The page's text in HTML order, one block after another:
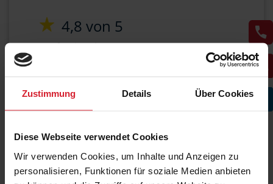
Zustimmung Details Über Cookies
Diese Webseite verwendet Cookies
Wir verwenden Cookies, um Inhalte und Anzeigen zu
personalisieren, Funktionen für soziale Medien anbieten
4,8 von 5
Professional
Exam preparation
4,6 von 5
Total satisfaction